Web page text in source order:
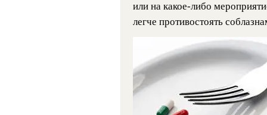
или на какое-либо
легче противостоять